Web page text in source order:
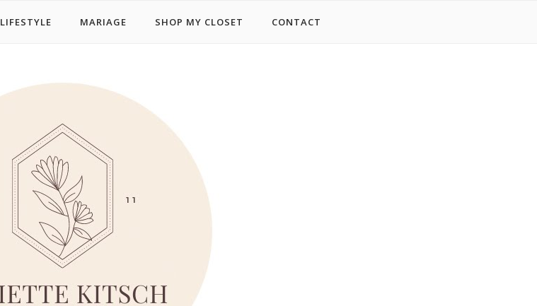
LIFESTYLE MARIAGE SHOP MY CLOSET CONTACT